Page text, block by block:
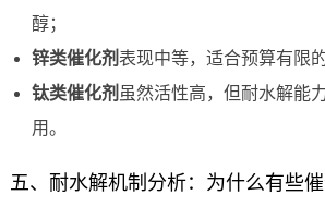
醇；
锌类催化剂表现中等，适合预算有限的
钛类催化剂 虽然活性高，但耐水解能
用。
五、耐水解机制分析：为什么有些催